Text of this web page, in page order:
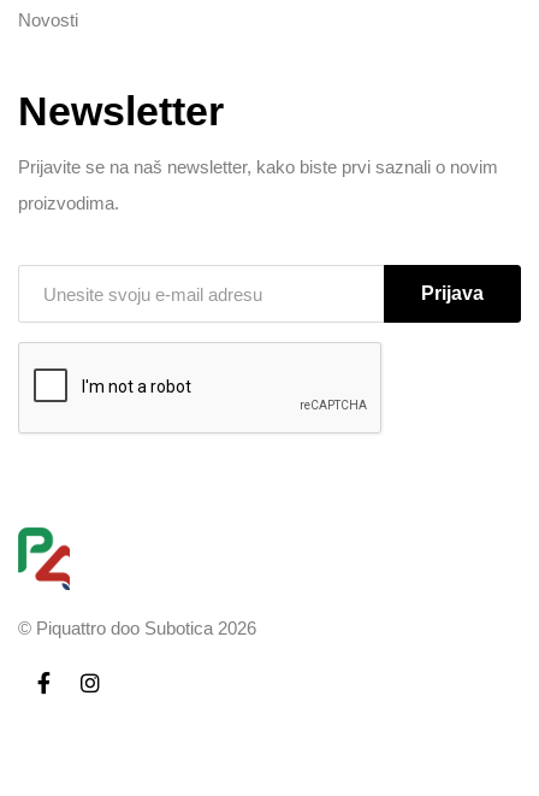
Novosti
Newsletter
Prijavite se na naš newsletter, kako biste prvi saznali o novim
proizvodima.
Prijava
© Piquattro doo Subotica 2026